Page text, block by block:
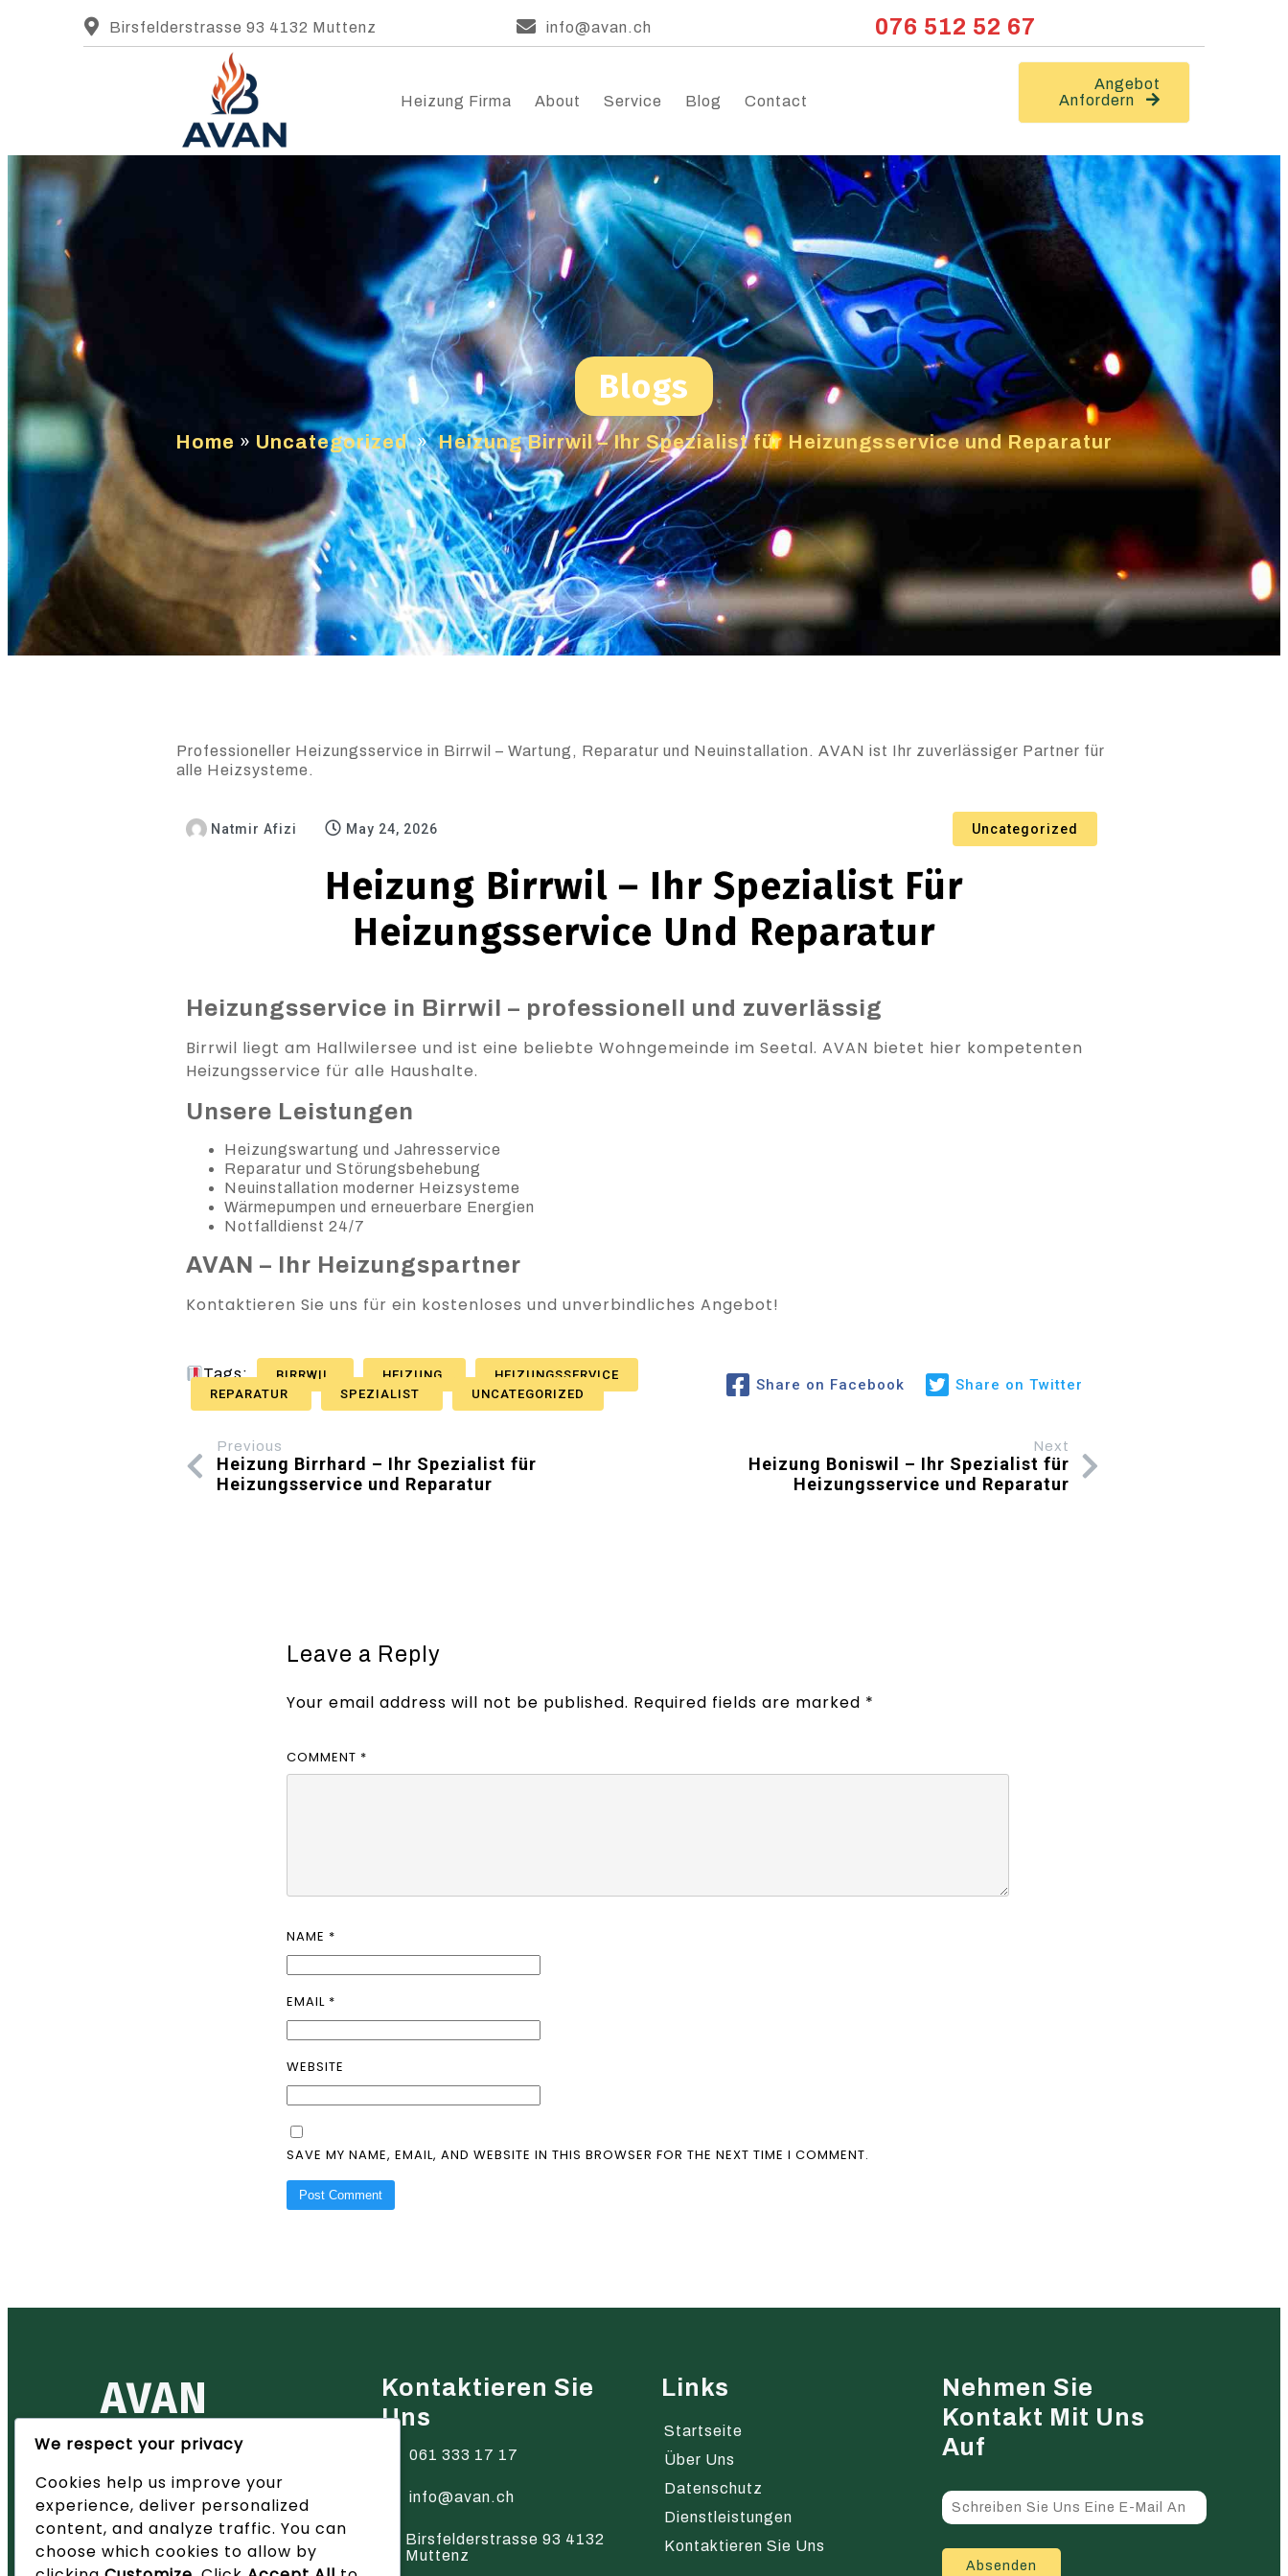
Birsfelderstrasse 93 4132 Muttenz info@avan.ch 076 512 52 67
Heizung Firma About Service Blog Contact
Angebot
Anfordern
Blogs
Home » Uncategorized » Heizung Birrwil – Ihr Spezialist für Heizungsservice und Reparatur
Professioneller Heizungsservice in Birrwil – Wartung, Reparatur und Neuinstallation. AVAN ist Ihr zuverlässiger Partner für
alle Heizsysteme.
Natmir Afizi May 24, 2026 Uncategorized
Heizung Birrwil – Ihr Spezialist Für
Heizungsservice Und Reparatur
Heizungsservice in Birrwil – professionell und zuverlässig
Birrwil liegt am Hallwilersee und ist eine beliebte Wohngemeinde im Seetal. AVAN bietet hier kompetenten
Heizungsservice für alle Haushalte.
Unsere Leistungen
Heizungswartung und Jahresservice
Reparatur und Störungsbehebung
Neuinstallation moderner Heizsysteme
Wärmepumpen und erneuerbare Energien
Notfalldienst 24/7
AVAN – Ihr Heizungspartner
Kontaktieren Sie uns für ein kostenloses und unverbindliches Angebot!
Tags: BIRRWIL HEIZUNG
HEIZUNGSSERVICE
REPARATUR
SPEZIALIST UNCATEGORIZED
Share on Facebook Share on Twitter
Previous
Heizung Birrhard – Ihr Spezialist für
Heizungsservice und Reparatur
Next
Heizung Boniswil – Ihr Spezialist für
Heizungsservice und Reparatur
Leave a Reply
Your email address will not be published. Required fields are marked *
COMMENT *
NAME *
EMAIL *
WEBSITE
SAVE MY NAME, EMAIL, AND WEBSITE IN THIS BROWSER FOR THE NEXT TIME I COMMENT.
AVAN
Ihr zuverlässiger Partner für
– wir bieten innovative Lösungen
und hervorragenden Service.
Kontaktieren Sie
Uns
061 333 17 17
info@avan.ch
Birsfelderstrasse 93 4132
Muttenz
Links
Startseite
Über Uns
Datenschutz
Dienstleistungen
Kontaktieren Sie Uns
Nehmen Sie
Kontakt Mit Uns
Auf
Absenden
We respect your privacy
Cookies help us improve your
experience, deliver personalized
content, and analyze traffic. You can
choose which cookies to allow by